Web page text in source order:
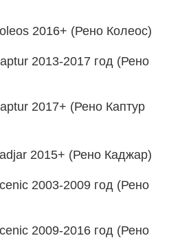
2016+ (Рено Колеос)
2013-2017 год (Рено
2017+ (Рено Каптур
2015+ (Рено Каджар)
2003-2009 год (Рено
2009-2016 год (Рено